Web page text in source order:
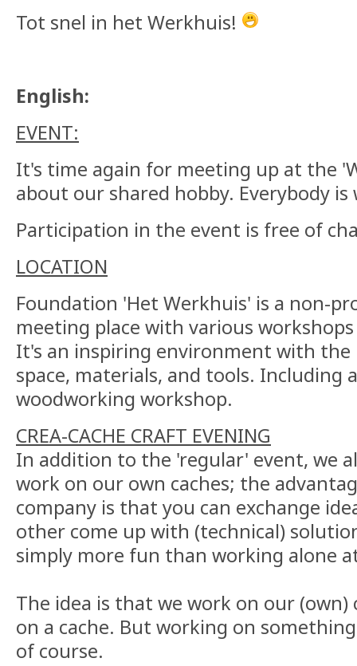
Tot snel in het Werkhuis!
English:
EVENT:
It's time again for meeting up at the
about our shared hobby. Everybody
Participation in the event is free of
LOCATION
Foundation 'Het Werkhuis' is a non-
meeting place with various
It's an inspiring environment with the
space, materials, and tools. Including
woodworking workshop.
CREA-CACHE CRAFT EVENING
In addition to the 'regular' event, we
work on our own caches; the
company is that you can exchange
other come up with (technical)
simply more fun than working alone
The idea is that we work on our (own)
on a cache. But working on
of course.